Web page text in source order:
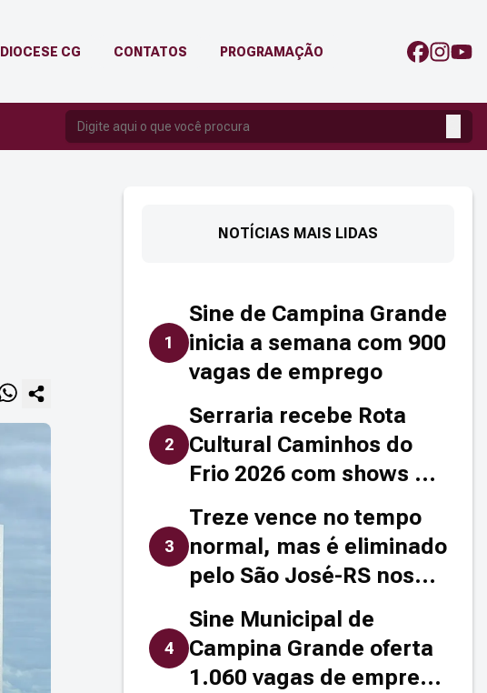
DIOCESE CG CONTATOS PROGRAMAÇÃO
Copiar link de compartilhamento
NOTÍCIAS MAIS LIDAS
1
Sine de Campina Grande
inicia a semana com 900
vagas de emprego
2
Serraria recebe Rota
Cultural Caminhos do
Frio 2026 com shows e
programação até 5 de
agosto
3
Treze vence no tempo
normal, mas é eliminado
pelo São José-RS nos
pênaltis pela Série D
4
Sine Municipal de
Campina Grande oferta
1.060 vagas de emprego